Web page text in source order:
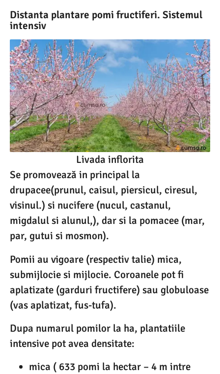
Distanta plantare pomi fructiferi. Sistemul
intensiv
Livada inflorita
Se promovează in principal la
drupacee(prunul, caisul, piersicul, ciresul,
visinul.) si nucifere (nucul, castanul,
migdalul si alunul,), dar si la pomacee (mar,
par, gutui si mosmon).
Pomii au vigoare (respectiv talie) mica,
submijlocie si mijlocie. Coroanele pot fi
aplatizate (garduri fructifere) sau globuloase
(vas aplatizat, fus-tufa).
Dupa numarul pomilor la ha, plantatiile
intensive pot avea densitate:
mica ( 633 pomi la hectar – 4 m intre